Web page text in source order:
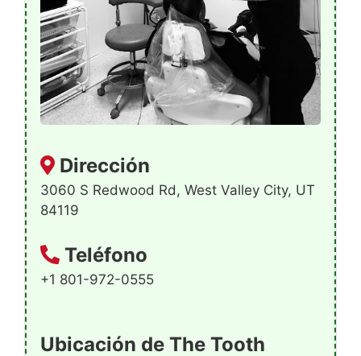
Dirección
3060 S Redwood Rd, West Valley City, UT
84119
Teléfono
+1 801-972-0555
Ubicación de The Tooth